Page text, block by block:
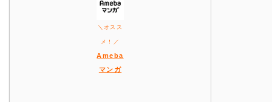
＼オスス
メ！／
Ameba
マンガ